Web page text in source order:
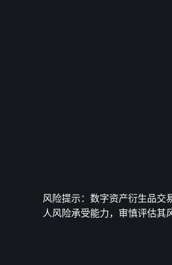
风险提示：数字资产衍生品交
人风险承受能力，审慎评估其